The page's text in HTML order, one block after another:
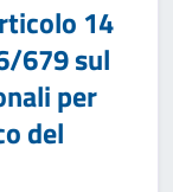
14
679 sul
per
del